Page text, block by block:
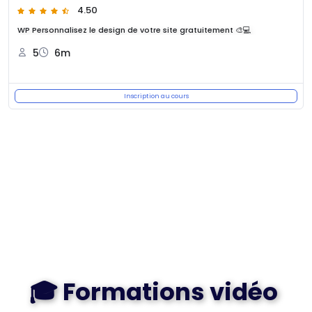
4.50
WP Personnalisez le design de votre site gratuitement 🎨💻
5 6m
Inscription au cours
🎓 Formations vidéo